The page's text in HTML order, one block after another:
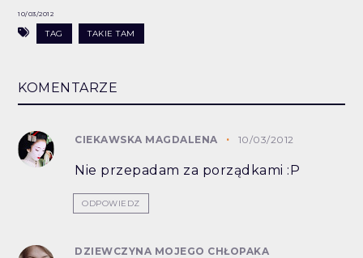
10/03/2012
TAG TAKIE TAM
KOMENTARZE
CIEKAWSKA MAGDALENA 10/03/2012
Nie przepadam za porządkami :P
ODPOWIEDZ
DZIEWCZYNA MOJEGO CHŁOPAKA